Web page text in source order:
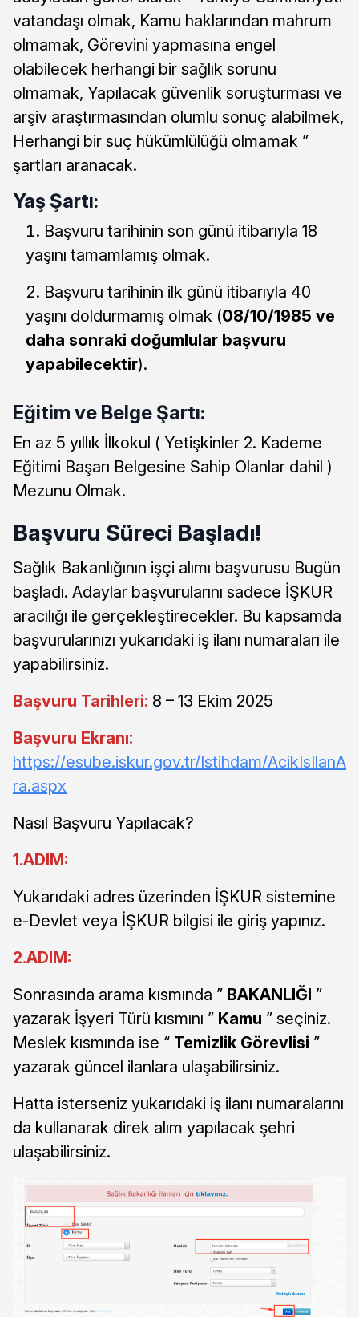
vatandaşı olmak, Kamu haklarından mahrum
olmamak, Görevini yapmasına engel
olabilecek herhangi bir sağlık sorunu
olmamak, Yapılacak güvenlik soruşturması ve
arşiv araştırmasından olumlu sonuç alabilmek,
Herhangi bir suç hükümlülüğü olmamak ”
şartları aranacak.
Yaş Şartı:
Başvuru tarihinin son günü itibarıyla 18
yaşını tamamlamış olmak.
Başvuru tarihinin ilk günü itibarıyla 40
yaşını doldurmamış olmak (08/10/1985 ve
daha sonraki doğumlular başvuru
yapabilecektir).
Eğitim ve Belge Şartı:
En az 5 yıllık İlkokul ( Yetişkinler 2. Kademe
Eğitimi Başarı Belgesine Sahip Olanlar dahil )
Mezunu Olmak.
Başvuru Süreci Başladı!
Sağlık Bakanlığının işçi alımı başvurusu Bugün
başladı. Adaylar başvurularını sadece İŞKUR
aracılığı ile gerçekleştirecekler. Bu kapsamda
başvurularınızı yukarıdaki iş ilanı numaraları ile
yapabilirsiniz.
Başvuru Tarihleri: 8 – 13 Ekim 2025
Başvuru Ekranı:
https://esube.iskur.gov.tr/Istihdam/AcikIsIlanA
ra.aspx
Nasıl Başvuru Yapılacak?
1.ADIM:
Yukarıdaki adres üzerinden İŞKUR sistemine
e-Devlet veya İŞKUR bilgisi ile giriş yapınız.
2.ADIM:
Sonrasında arama kısmında ” BAKANLIĞI ”
yazarak İşyeri Türü kısmını ” Kamu ” seçiniz.
Meslek kısmında ise “ Temizlik Görevlisi ”
yazarak güncel ilanlara ulaşabilirsiniz.
Hatta isterseniz yukarıdaki iş ilanı numaralarını
da kullanarak direk alım yapılacak şehri
ulaşabilirsiniz.